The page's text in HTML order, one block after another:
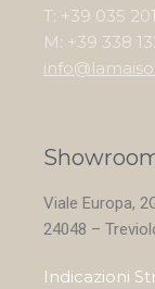
T: +39 035
M: +39 338
Viale Europa,
24048 –
Indicazioni